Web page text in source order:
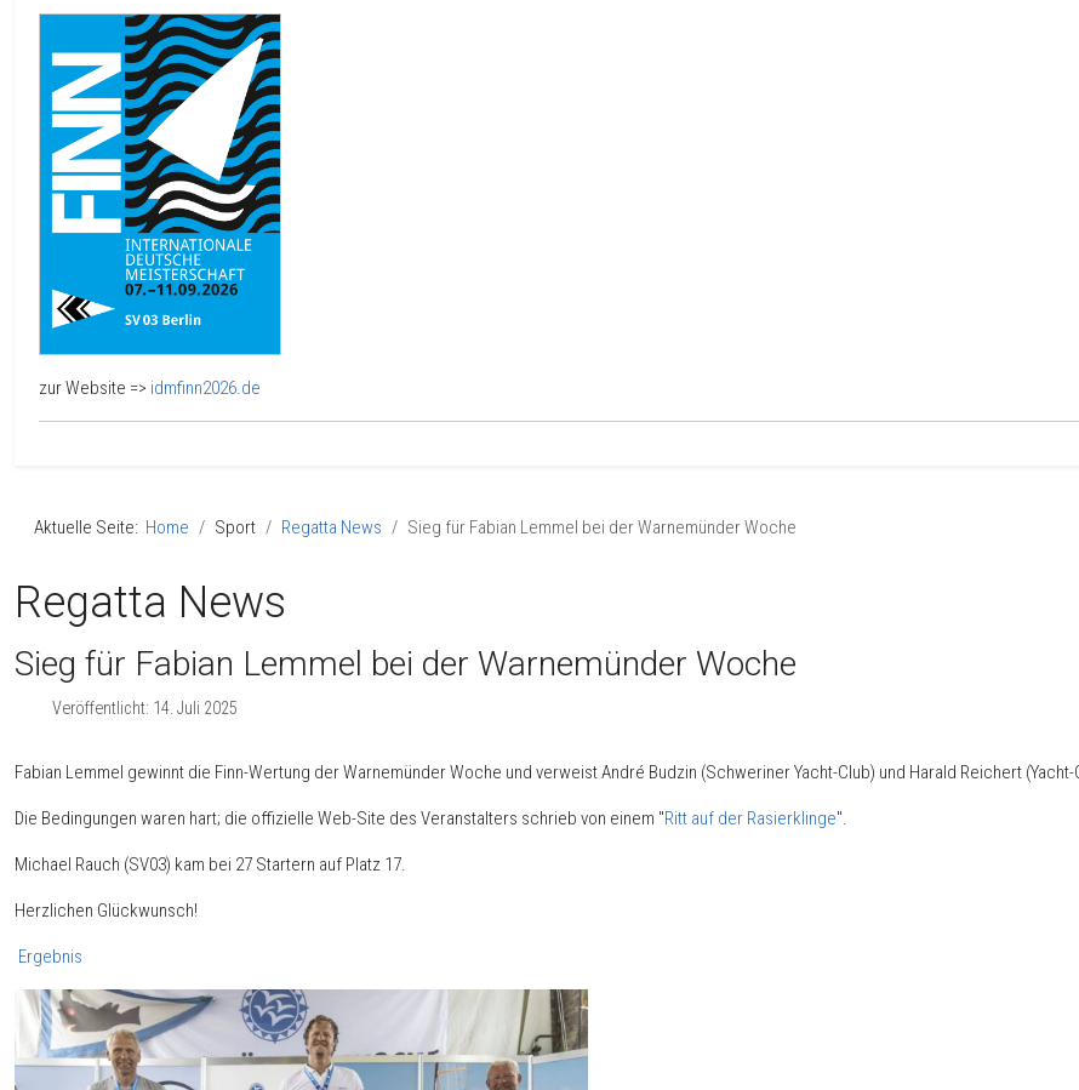
zur Website => idmfinn2026.de
Aktuelle Seite: Home Sport Regatta News Sieg für Fabian Lemmel bei der Warnemünder Woche
Regatta News
Sieg für Fabian Lemmel bei der Warnemünder Woche
Veröffentlicht: 14. Juli 2025
Fabian Lemmel gewinnt die Finn-Wertung der Warnemünder Woche und verweist André Budzin (Schweriner Yacht-Club) und Harald Reichert
Die Bedingungen waren hart; die offizielle Web-Site des Veranstalters schrieb von einem "Ritt auf der Rasierklinge".
Michael Rauch (SV03) kam bei 27 Startern auf Platz 17.
Herzlichen Glückwunsch!
Ergebnis